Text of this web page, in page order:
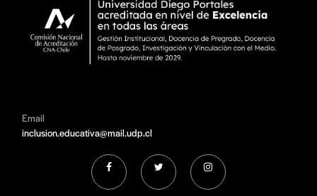
Email
inclusion.educativa@mail.udp.cl